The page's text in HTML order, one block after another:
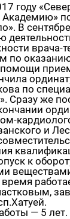
году
В
врача-
по
по
Сразу же
и
к
— 5 лет.